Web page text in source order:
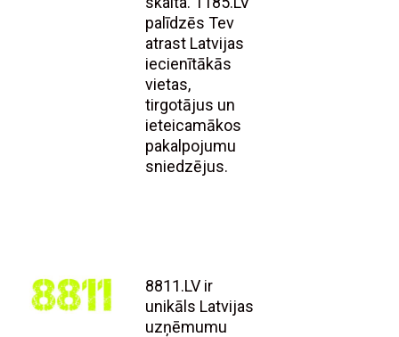
palīdzēs Tev
atrast Latvijas
iecienītākās
vietas,
tirgotājus un
ieteicamākos
pakalpojumu
sniedzējus.
8811.LV ir
unikāls Latvijas
uzņēmumu